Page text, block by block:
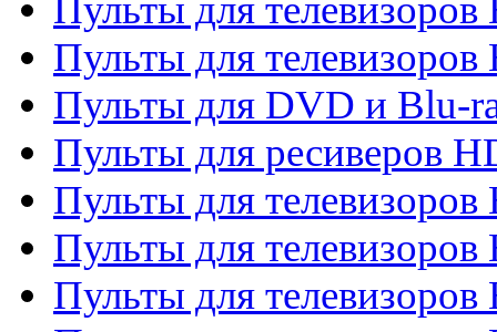
Пульты для телевизоров
Пульты для телевизоров
Пульты для DVD и Blu-
Пульты для ресиверов
Пульты для
Пульты для телевизоров
Пульты для телевизоров